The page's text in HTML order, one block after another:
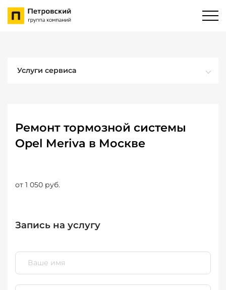
Услуги сервиса
Ремонт тормозной системы
Opel Meriva в Москве
от 1 050 руб.
Запись на услугу